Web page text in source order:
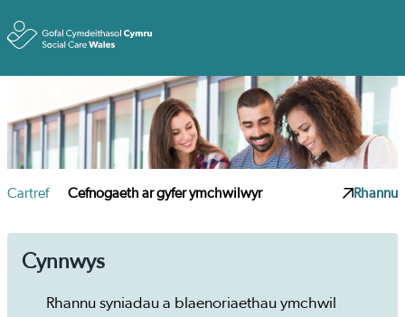
Cartref Cefnogaeth ar gyfer ymchwilwyr Rhannu
Cynnwys
Rhannu syniadau a blaenoriaethau ymchwil